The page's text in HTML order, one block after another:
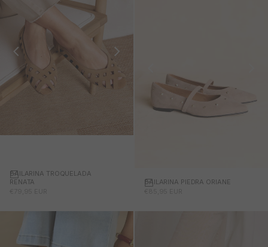
BAILARINA TROQUELADA
RENATA
BAILARINA PIEDRA ORIANE